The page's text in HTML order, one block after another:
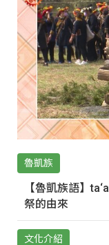
魯凱族
【魯凱族語】
祭的由來
文化介紹